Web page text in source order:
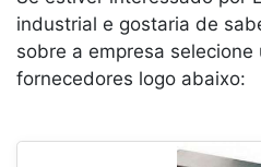
industrial e gostaria de
sobre a empresa selecione
fornecedores logo abaixo: